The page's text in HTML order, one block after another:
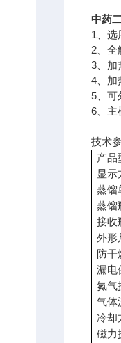
中药
1、选
2、全
3、加
4、加
5、可
6、主
技术
产品
显示
蒸馏
蒸馏
接收
外形
防干
漏电
氮气
气体
冷却
磁力